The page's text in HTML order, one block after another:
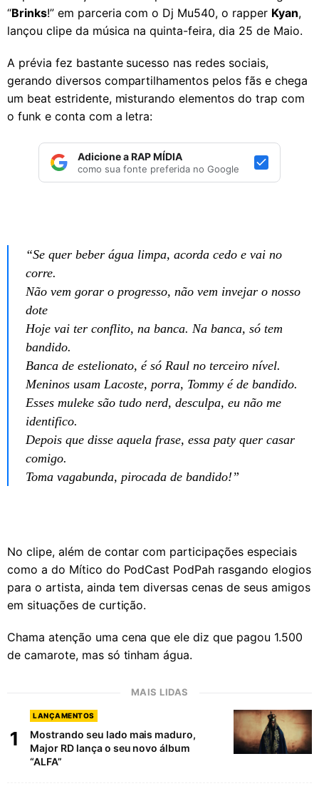
“Brinks!” em parceria com o Dj Mu540, o rapper Kyan,
lançou clipe da música na quinta-feira, dia 25 de Maio.
A prévia fez bastante sucesso nas redes sociais,
gerando diversos compartilhamentos pelos fãs e chega
um beat estridente, misturando elementos do trap com
o funk e conta com a letra:
Adicione a RAP MÍDIA
como sua fonte preferida no Google
“Se quer beber água limpa, acorda cedo e vai no
corre.
Não vem gorar o progresso, não vem invejar o nosso
dote
Hoje vai ter conflito, na banca. Na banca, só tem
bandido.
Banca de estelionato, é só Raul no terceiro nível.
Meninos usam Lacoste, porra, Tommy é de bandido.
Esses muleke são tudo nerd, desculpa, eu não me
identifico.
Depois que disse aquela frase, essa paty quer casar
comigo.
Toma vagabunda, pirocada de bandido!”
No clipe, além de contar com participações especiais
como a do Mítico do PodCast PodPah rasgando elogios
para o artista, ainda tem diversas cenas de seus amigos
em situações de curtição.
Chama atenção uma cena que ele diz que pagou 1.500
de camarote, mas só tinham água.
MAIS LIDAS
1
LANÇAMENTOS
Mostrando seu lado mais maduro,
Major RD lança o seu novo álbum
“ALFA”